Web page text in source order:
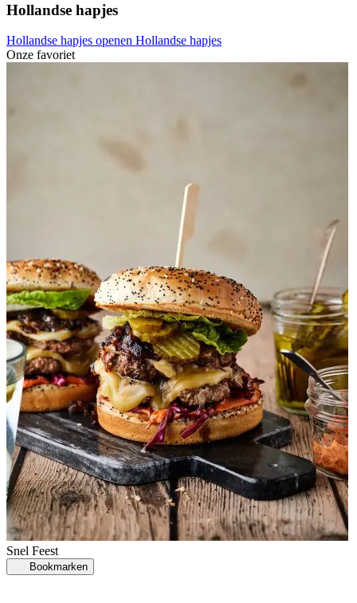
Hollandse hapjes
Hollandse hapjes openen Hollandse hapjes
Onze favoriet
Snel Feest
Bookmarken